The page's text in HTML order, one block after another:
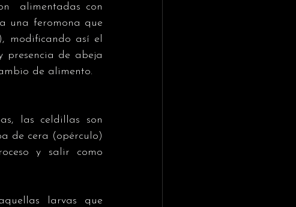
alimentadas con
una feromona que
modificando así el
presencia de abeja
de alimento.
las celdillas son
de cera (opérculo)
y salir como
larvas que